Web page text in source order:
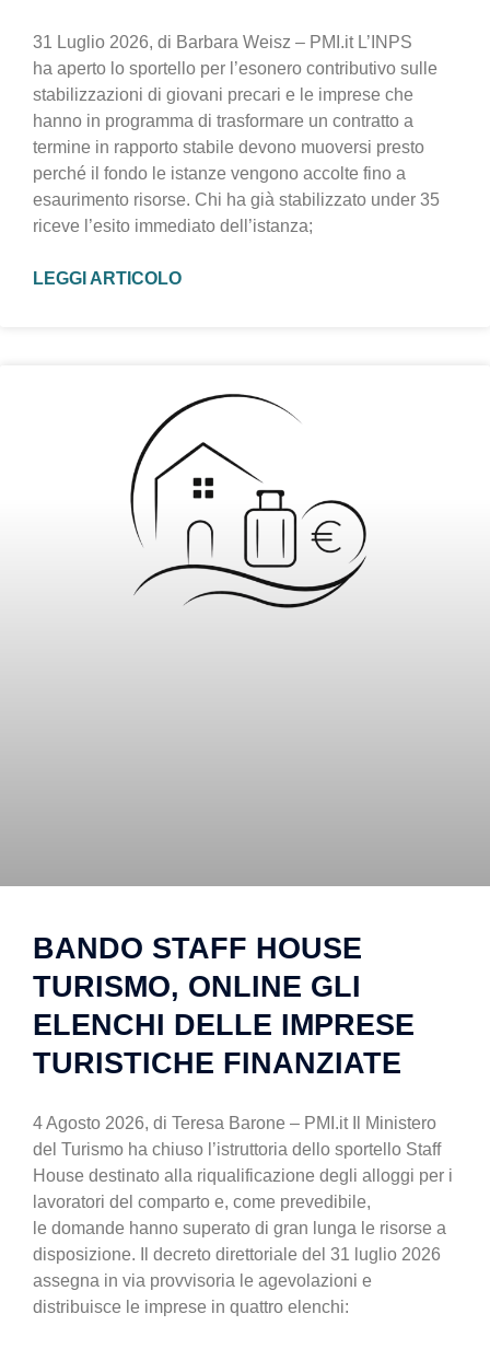
31 Luglio 2026, di Barbara Weisz – PMI.it L’INPS
ha aperto lo sportello per l’esonero contributivo sulle
stabilizzazioni di giovani precari e le imprese che
hanno in programma di trasformare un contratto a
termine in rapporto stabile devono muoversi presto
perché il fondo le istanze vengono accolte fino a
esaurimento risorse. Chi ha già stabilizzato under 35
riceve l’esito immediato dell’istanza;
LEGGI ARTICOLO
BANDO STAFF HOUSE
TURISMO, ONLINE GLI
ELENCHI DELLE IMPRESE
TURISTICHE FINANZIATE
4 Agosto 2026, di Teresa Barone – PMI.it Il Ministero
del Turismo ha chiuso l’istruttoria dello sportello Staff
House destinato alla riqualificazione degli alloggi per i
lavoratori del comparto e, come prevedibile,
le domande hanno superato di gran lunga le risorse a
disposizione. Il decreto direttoriale del 31 luglio 2026
assegna in via provvisoria le agevolazioni e
distribuisce le imprese in quattro elenchi: